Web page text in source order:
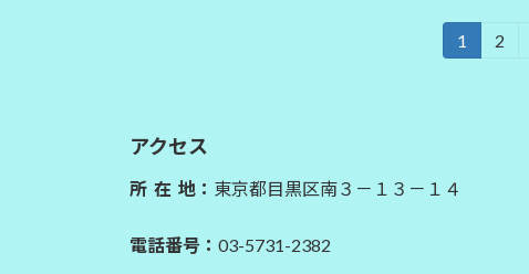
の
ペ
ジ
固
1
固
2
アクセス
所 在 地： 東京都目黒区南３－１３－１４
電話番号： 03-5731-2382